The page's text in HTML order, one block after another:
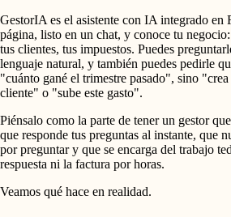
GestorIA es el asistente con IA integrado en
página, listo en un chat, y conoce tu
tus clientes, tus impuestos. Puedes
lenguaje natural, y también puedes pedirle
"cuánto gané el trimestre pasado", sino
cliente" o "sube este gasto".
Piénsalo como la parte de tener un gestor
que responde tus preguntas al instante, que
por preguntar y que se encarga del trabajo
respuesta ni la factura por horas.
Veamos qué hace en realidad.